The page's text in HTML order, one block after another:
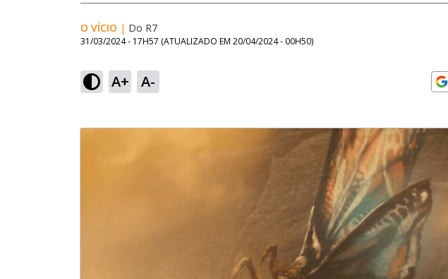
O VÍCIO | Do R7
31/03/2024 - 17H57 (ATUALIZADO EM 20/04/2024 - 00H50)
A+ A-